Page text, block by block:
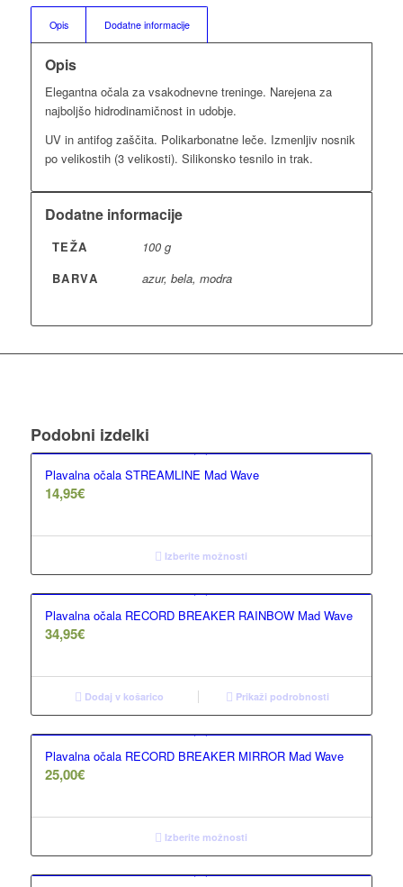
Opis Dodatne informacije
Opis
Elegantna očala za vsakodnevne treninge. Narejena za
najboljšo hidrodinamičnost in udobje.
UV in antifog zaščita. Polikarbonatne leče. Izmenljiv nosnik
po velikostih (3 velikosti). Silikonsko tesnilo in trak.
Dodatne informacije
TEŽA
100 g
BARVA
azur, bela, modra
Podobni izdelki
Plavalna očala STREAMLINE Mad Wave
14,95€
Izberite možnosti
Plavalna očala RECORD BREAKER RAINBOW Mad Wave
34,95€
Dodaj v košarico Prikaži podrobnosti
Plavalna očala RECORD BREAKER MIRROR Mad Wave
25,00€
Izberite možnosti